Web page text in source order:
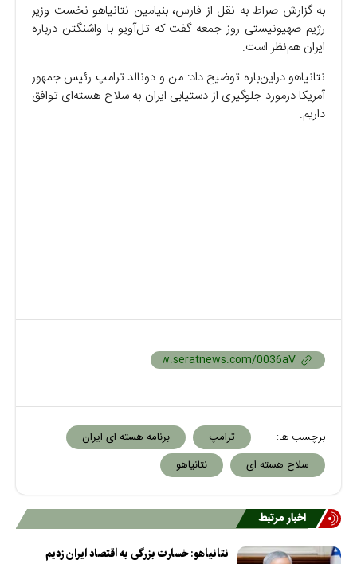
به گزارش صراط به نقل از فارس، بنیامین نتانیاهو نخست وزیر
رژیم صهیونیستی روز جمعه گفت که تل‌آویو با واشنگتن درباره
ایران هم‌نظر است.
نتانیاهو در‌این‌باره توضیح داد: من و دونالد ترامپ رئیس جمهور
آمریکا درمورد جلوگیری از دستیابی ایران به سلاح هسته‌ای توافق
داریم.
برچسب ها: ترامپ
برنامه هسته ای ایران
سلاح هسته ای
نتانیاهو
اخبار مرتبط
نتانیاهو: خسارت بزرگی به اقتصاد ایران زدیم